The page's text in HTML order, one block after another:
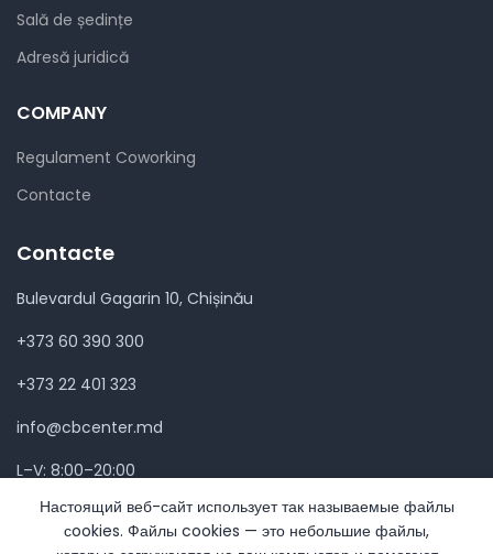
Sală de ședințe
Adresă juridică
COMPANY
Regulament Coworking
Contacte
Contacte
Bulevardul Gagarin 10, Chișinău
+373 60 390 300
+373 22 401 323
info@cbcenter.md
L–V: 8:00–20:00
Настоящий веб-сайт использует так называемые файлы
сookies. Файлы cookies — это небольшие файлы,